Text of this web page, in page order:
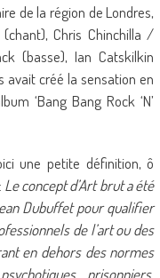
de la région de Londres,
Chris Chinchilla /
(basse), Ian Catskilkin
créé la sensation en
‘Bang Bang Rock ‘N’
une petite définition, ô
: Le concept d’Art brut a été
Dubuffet pour qualifier
de l’art ou des
en dehors des normes
prisonniers,